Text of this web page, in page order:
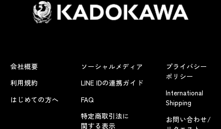
会社概要
利用規約
はじめての方へ
ソーシャルメディア
LINE IDの連携ガイド
FAQ
特定商取引法に
関する表示
プライバシー
ポリシー
International
Shipping
お問い合わせ/